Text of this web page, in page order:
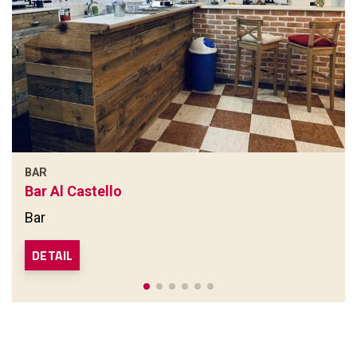
BAR
Bar Al Castello
Bar
DETAIL